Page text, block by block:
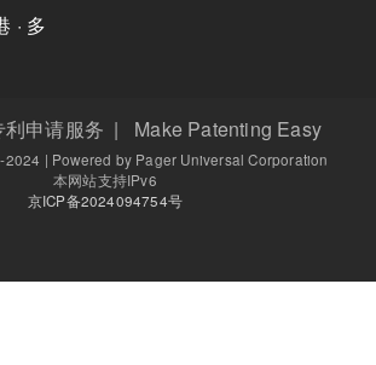
· 多
利申请服务 | Make Patenting Easy
| Powered by Pager Universal Corporation
本网站支持IPv6
京ICP备2024094754号